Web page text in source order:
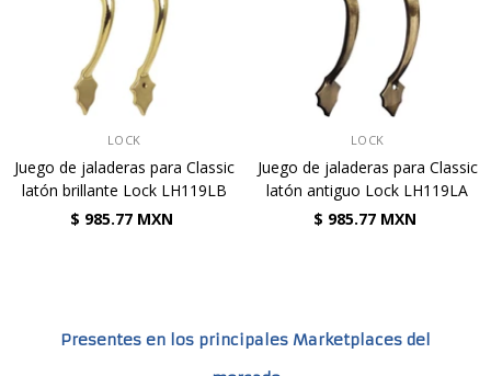
LOCK
Juego de jaladeras para Classic
latón brillante Lock LH119LB
$ 985.77 MXN
LOCK
Juego de jaladeras para Classic
latón antiguo Lock LH119LA
$ 985.77 MXN
Presentes en los principales Marketplaces del